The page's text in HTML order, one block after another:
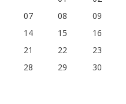
07 08
09
14 15
16
21 22
23
28 29
30